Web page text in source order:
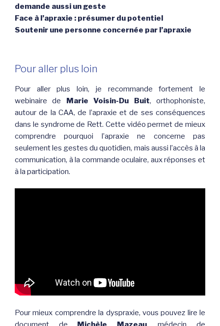
demande aussi un geste
Face à l’apraxie : présumer du potentiel
Soutenir une personne concernée par l’apraxie
Pour aller plus loin
Pour aller plus loin, je recommande fortement le
webinaire de Marie Voisin-Du Buit, orthophoniste,
autour de la CAA, de l’apraxie et de ses conséquences
dans le syndrome de Rett. Cette vidéo permet de mieux
comprendre pourquoi l’apraxie ne concerne pas
seulement les gestes du quotidien, mais aussi l’accès à la
communication, à la commande oculaire, aux réponses et
à la participation.
Pour mieux comprendre la dyspraxie, vous pouvez lire le